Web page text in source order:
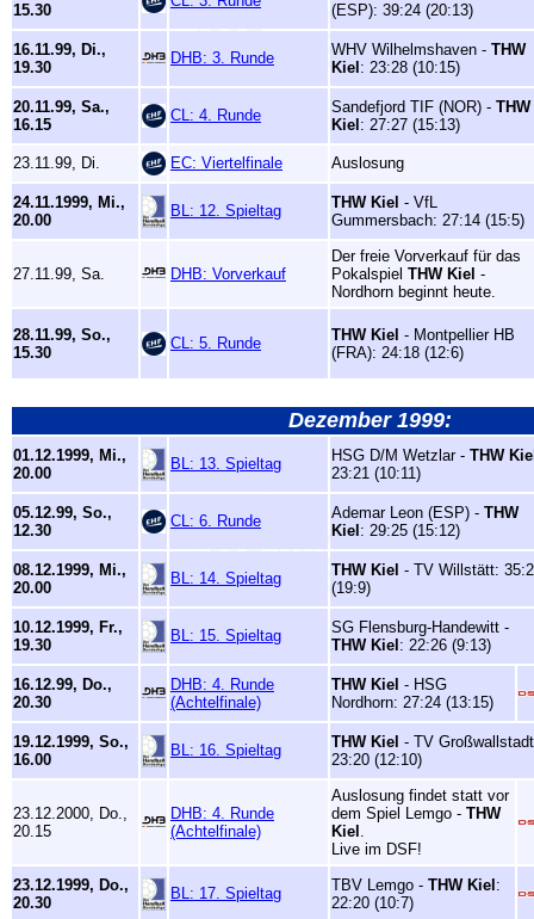
15.30
(ESP): 39:24 (20:13)
16.11.99, Di.,
19.30
DHB: 3. Runde WHV Wilhelmshaven - THW
Kiel : 23:28 (10:15)
20.11.99, Sa.,
16.15
CL: 4. Runde Sandefjord TIF (NOR) - THW
Kiel : 27:27 (15:13)
23.11.99, Di. EC: Viertelfinale Auslosung
24.11.1999, Mi.,
20.00
BL: 12. Spieltag THW Kiel - VfL
Gummersbach: 27:14 (15:5)
27.11.99, Sa. DHB: Vorverkauf
Der freie Vorverkauf für das
Pokalspiel THW Kiel -
Nordhorn beginnt heute.
28.11.99, So.,
15.30
CL: 5. Runde THW Kiel - Montpellier HB
(FRA): 24:18 (12:6)
Dezember 1999:
01.12.1999, Mi.,
20.00
BL: 13. Spieltag HSG D/M Wetzlar - THW
23:21 (10:11)
05.12.99, So.,
12.30
CL: 6. Runde Ademar Leon (ESP) - THW
Kiel : 29:25 (15:12)
08.12.1999, Mi.,
20.00
BL: 14. Spieltag THW Kiel - TV Willstätt:
(19:9)
10.12.1999, Fr.,
19.30
BL: 15. Spieltag
SG Flensburg-Handewitt -
THW Kiel : 22:26 (9:13)
16.12.99, Do.,
20.30
DHB: 4. Runde
(Achtelfinale)
THW Kiel - HSG
Nordhorn: 27:24 (13:15)
19.12.1999, So.,
16.00
BL: 16. Spieltag THW Kiel - TV
23:20 (12:10)
23.12.2000, Do.,
20.15
DHB: 4. Runde
(Achtelfinale)
Auslosung findet statt vor
dem Spiel Lemgo - THW
Kiel
Live im DSF!
23.12.1999, Do.,
20.30
BL: 17. Spieltag TBV Lemgo - THW Kiel :
22:20 (10:7)